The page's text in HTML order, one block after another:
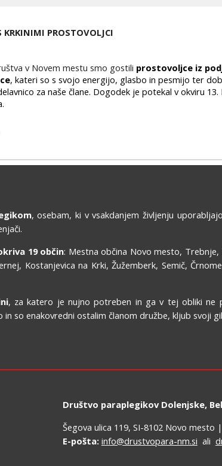
KRKINIMI PROSTOVOLJCI
v Novem mestu smo gostili prostovoljce iz
, kateri so s svojo energijo, glasbo in pesmijo ter
za naše člane. Dogodek je potekal v okviru
, osebam, ki v vsakdanjem življenju
19 občin: Mestna občina Novo mesto,
Kostanjevica na Krki, Žužemberk, Semič,
, za katero je nujno potreben in ga v tej obliki ne
so enakovredni ostalim članom družbe, kljub svoji
Društvo paraplegikov Dolenjske,
Šegova ulica 119, SI-8102 Novo mesto |
E-pošta: info@drustvopara-nm.si ali